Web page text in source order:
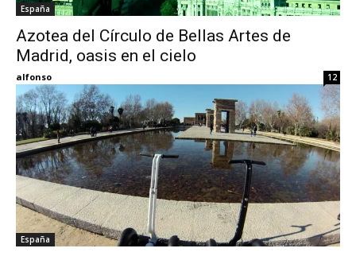
España
Azotea del Círculo de Bellas Artes de
Madrid, oasis en el cielo
alfonso 12
España